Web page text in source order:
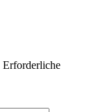
Erforderliche